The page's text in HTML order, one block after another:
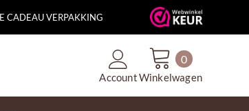
CADEAU VERPAKKING
Account
0
Winkelwagen